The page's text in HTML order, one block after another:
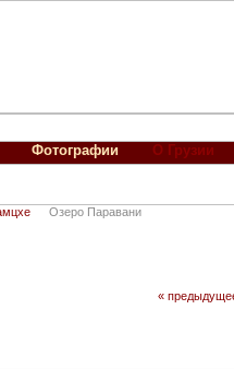
Фотографии О Грузии
Озеро Паравани
«